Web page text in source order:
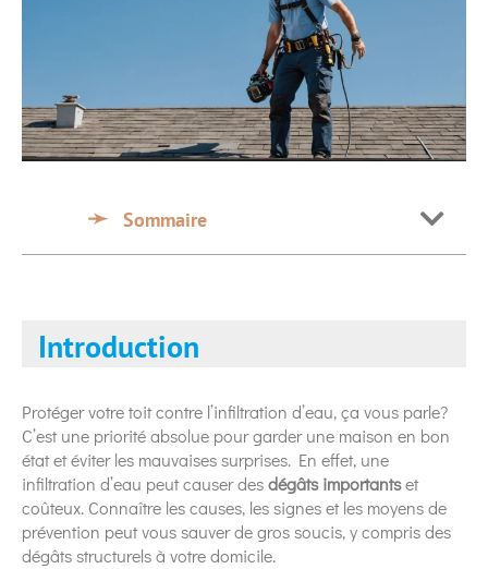
Sommaire
Introduction
Protéger votre toit contre l’infiltration d’eau, ça vous parle?
C’est une priorité absolue pour garder une maison en bon
état et éviter les mauvaises surprises. En effet, une
infiltration d’eau peut causer desdégâts importantset
coûteux. Connaître les causes, les signes et les moyens de
prévention peut vous sauver de gros soucis, y compris des
dégâts structurels à votre domicile.